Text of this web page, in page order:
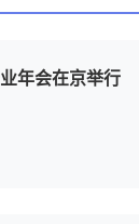
年会在京举行